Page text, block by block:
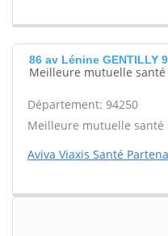
86 av Lénine GENTILLY
Meilleure mutuelle
Département: 94250
Meilleure mutuelle santé
Aviva Viaxis Santé